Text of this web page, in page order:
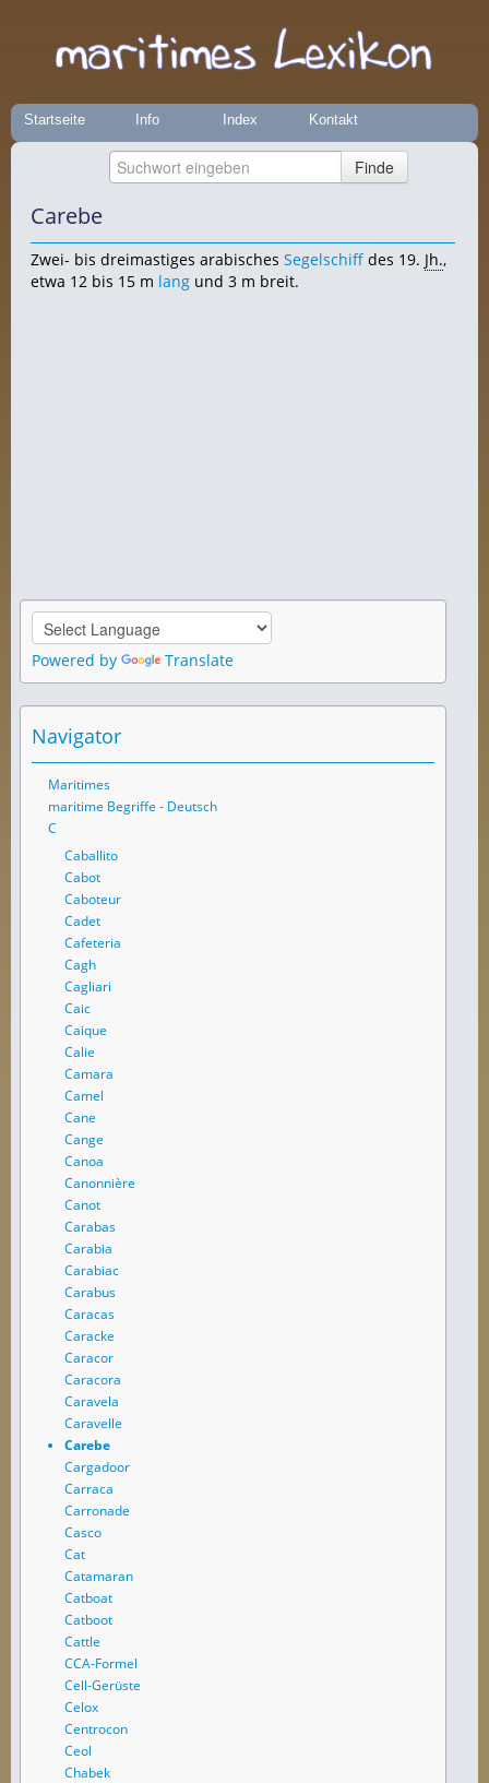
Startseite Info Index Kontakt
Carebe
Zwei- bis dreimastiges arabisches Segelschiff des 19. Jh.,
etwa 12 bis 15 m lang und 3 m breit.
Powered by Translate
Navigator
Maritimes
maritime Begriffe - Deutsch
C
Caballito
Cabot
Caboteur
Cadet
Cafeteria
Cagh
Cagliari
Caic
Caique
Calie
Camara
Camel
Cane
Cange
Canoa
Canonnière
Canot
Carabas
Carabia
Carabiac
Carabus
Caracas
Caracke
Caracor
Caracora
Caravela
Caravelle
Carebe
Cargadoor
Carraca
Carronade
Casco
Cat
Catamaran
Catboat
Catboot
Cattle
CCA-Formel
Cell-Gerüste
Celox
Centrocon
Ceol
Chabek